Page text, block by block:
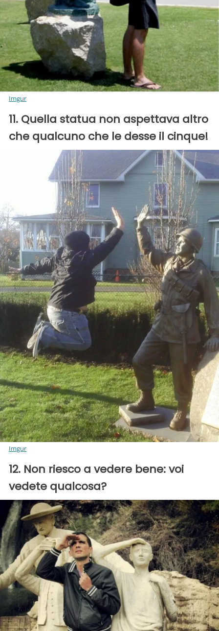
Imgur
11. Quella statua non aspettava altro
che qualcuno che le desse il cinque!
Imgur
12. Non riesco a vedere bene: voi
vedete qualcosa?